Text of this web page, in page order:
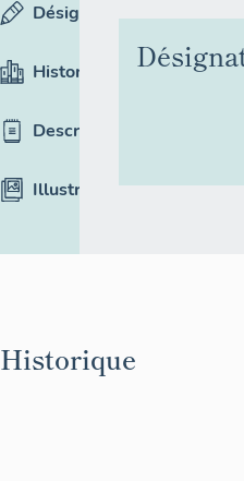
Désignation
Historique
Description
Illustrations
Historique